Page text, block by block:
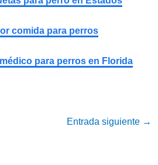
comida para perros
para perros en Florida
Entrada siguiente →